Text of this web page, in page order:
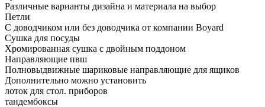
Различные варианты дизайна и материала на выбор
Петли
С доводчиком или без доводчика от компании Boyard
Сушка для посуды
Хромированная сушка с двойным поддоном
Направляющие пвш
Полновыдвижные шариковые направляющие для ящиков
Дополнительно можно установить
лоток для стол. приборов
тандембоксы